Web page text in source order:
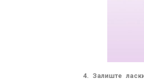
4. Залиште